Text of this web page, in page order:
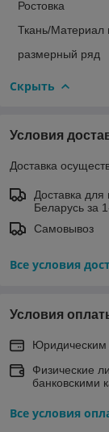
Ростовка
Ткань/Материал
размерный ряд
Скрыть
Условия
Доставка
Доставка
Беларусь за
Самовывоз
Все условия
Условия
Юридическим
Физические
банковскими
Все условия